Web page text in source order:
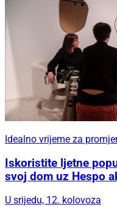
Idealno vrijeme za
Iskoristite ljetne
svoj dom uz Hespo
U srijedu, 12. kolovoza